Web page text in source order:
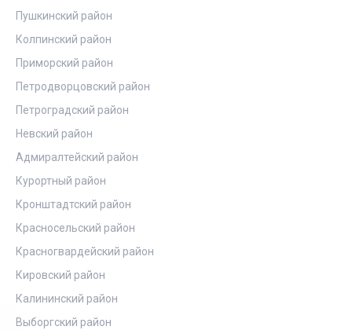
Пушкинский район
Колпинский район
Приморский район
Петродворцовский район
Петроградский район
Невский район
Адмиралтейский район
Курортный район
Кронштадтский район
Красносельский район
Красногвардейский район
Кировский район
Калининский район
Выборгский район